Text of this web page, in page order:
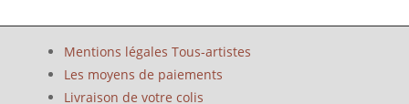
Mentions légales Tous-artistes
Les moyens de paiements
Livraison de votre colis